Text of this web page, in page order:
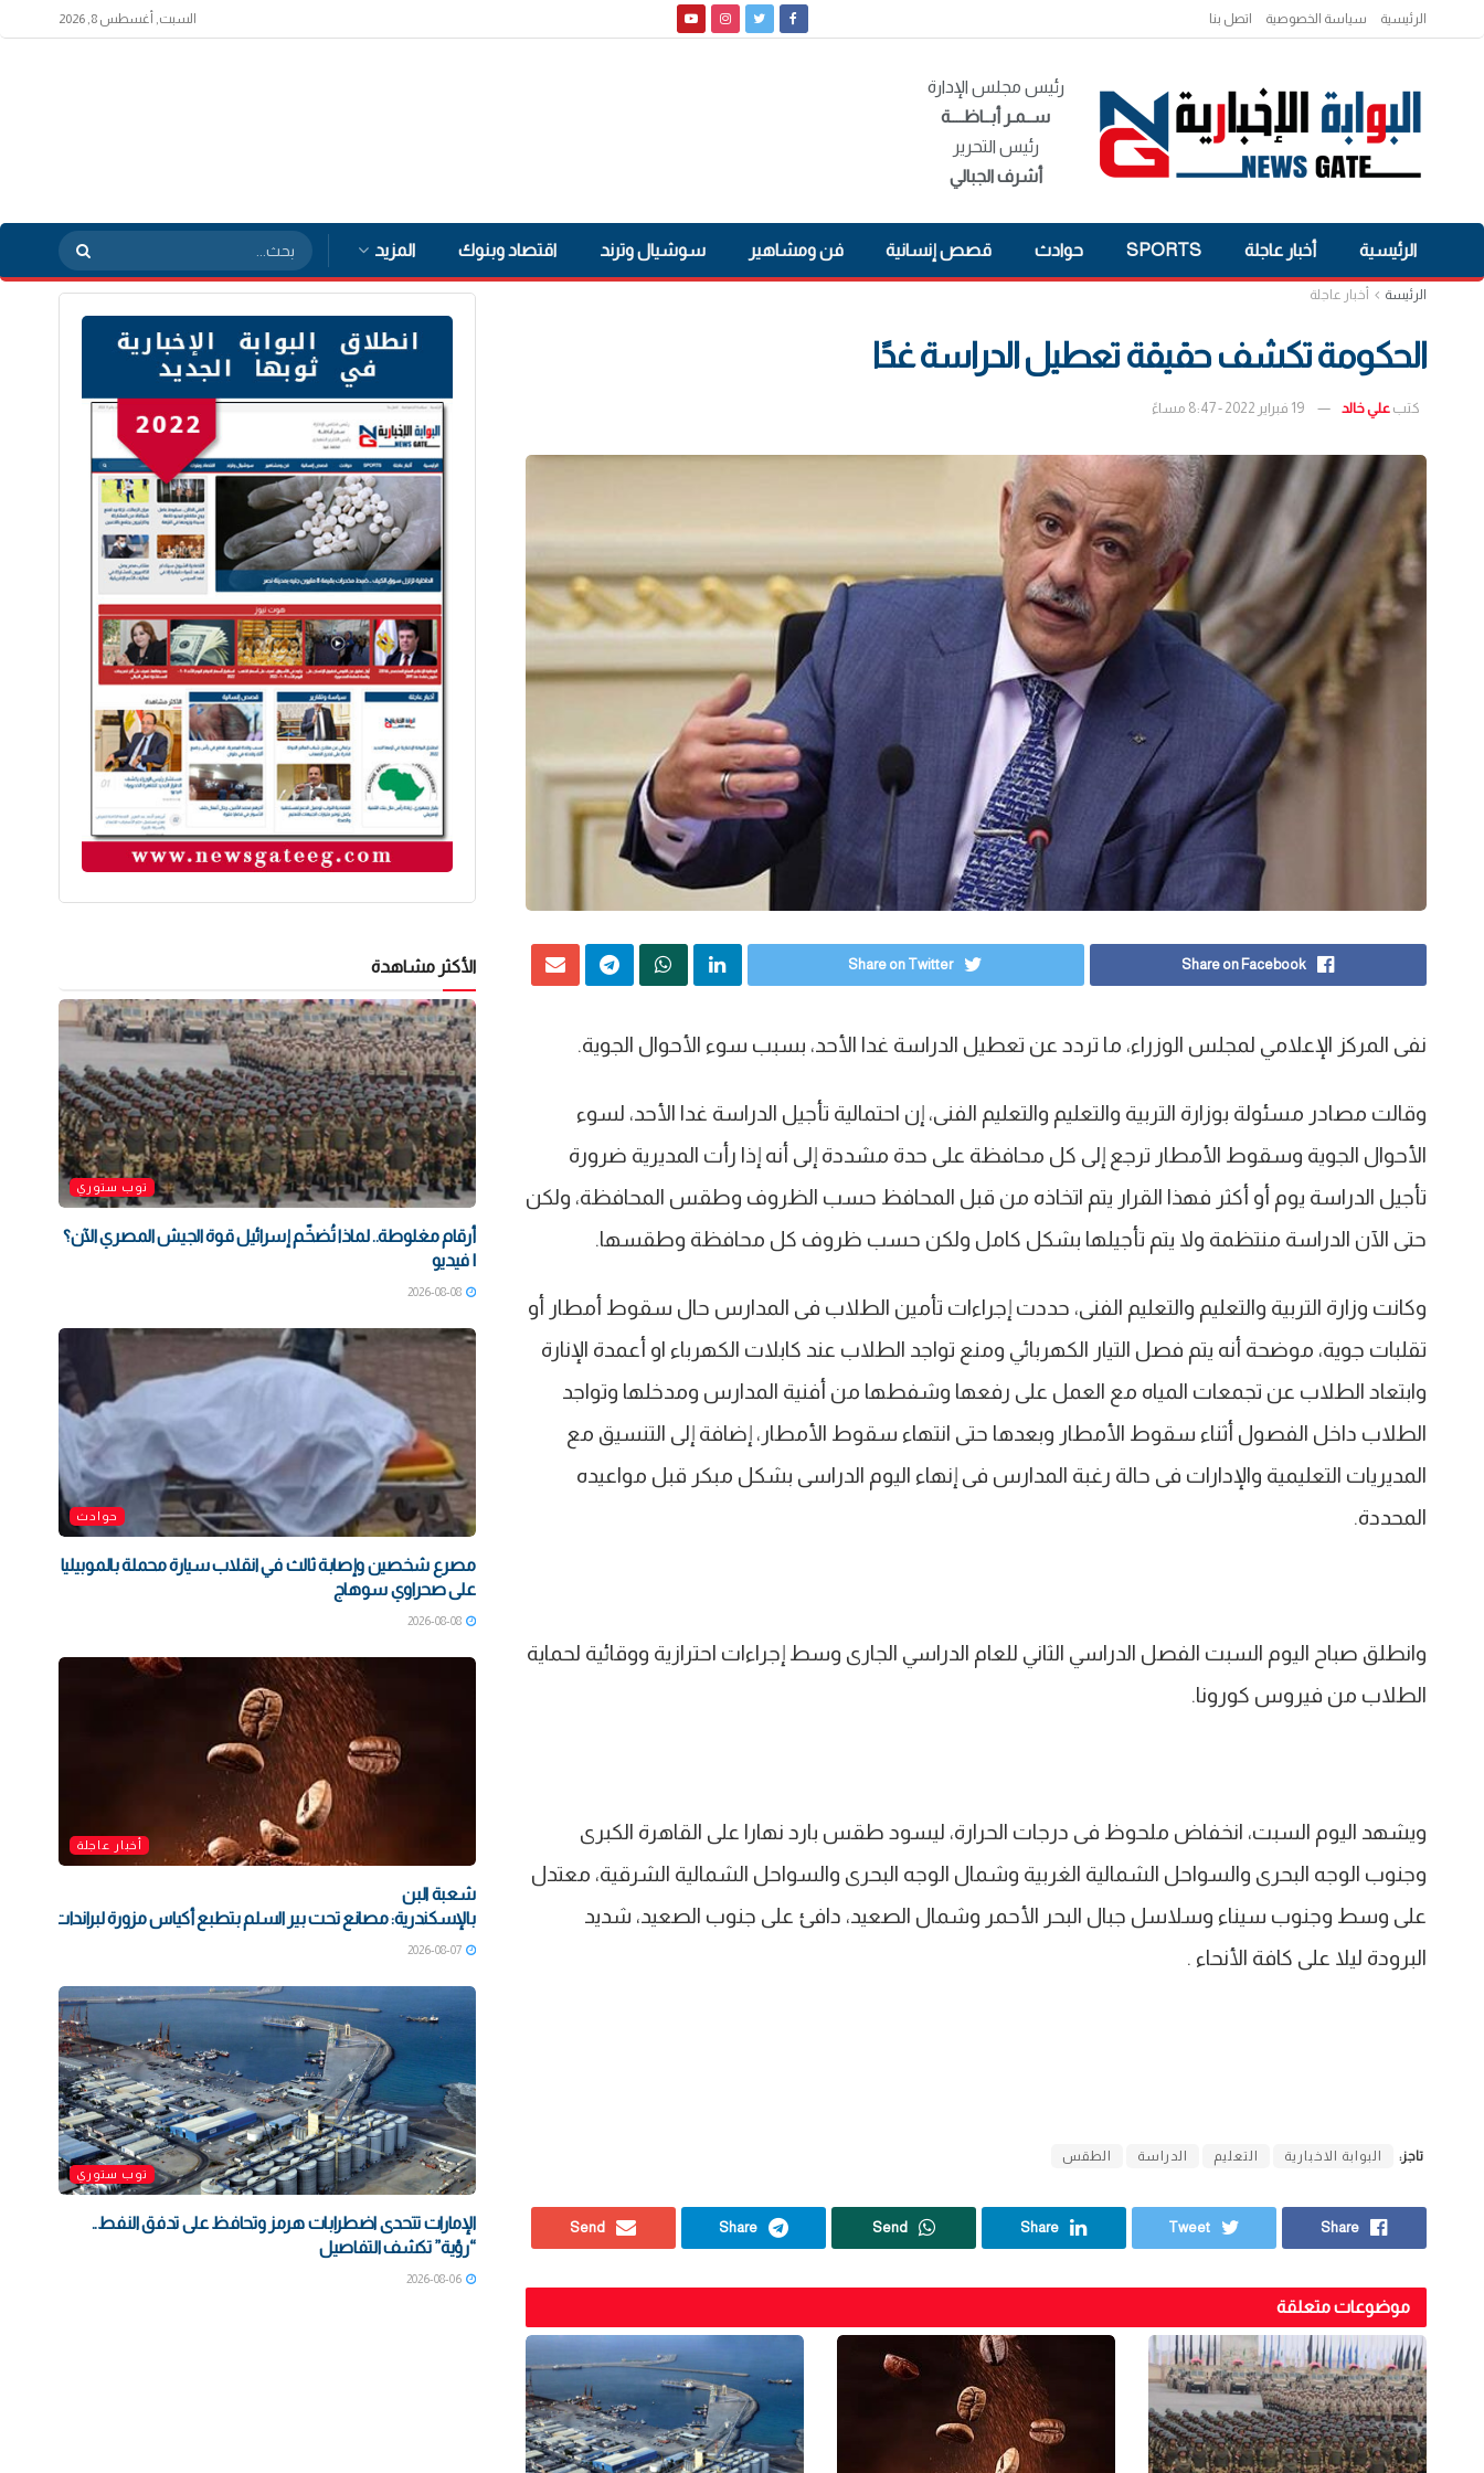
الرئيسية سياسة الخصوصية اتصل بنا السبت, أغسطس 8, 2026
رئيس مجلس الإدارة
ســمـر أبــاظــــة
رئيس التحرير
أشرف الجبالي
الرئيسية أخبار عاجلة SPORTS حوادث قصص إنسانية فن ومشاهير سوشيال وترند اقتصاد وبنوك المزيد
الرئيسة أخبار عاجلة
الحكومة تكشف حقيقة تعطيل الدراسة غدًا
كتب علي خالد 19 فبراير 2022 - 8:47 مساءً
Share on Facebook
Share on Twitter
نفى المركز الإعلامي لمجلس الوزراء، ما تردد عن تعطيل الدراسة غدا الأحد، بسبب سوء الأحوال الجوية.
وقالت مصادر مسئولة بوزارة التربية والتعليم والتعليم الفنى، إن احتمالية تأجيل الدراسة غدا الأحد، لسوء
الأحوال الجوية وسقوط الأمطار ترجع إلى كل محافظة على حدة مشددة إلى أنه إذا رأت المديرية ضرورة
تأجيل الدراسة يوم أو أكثر فهذا القرار يتم اتخاذه من قبل المحافظ حسب الظروف وطقس المحافظة، ولكن
حتى الآن الدراسة منتظمة ولا يتم تأجيلها بشكل كامل ولكن حسب ظروف كل محافظة وطقسها.
وكانت وزارة التربية والتعليم والتعليم الفنى، حددت إجراءات تأمين الطلاب فى المدارس حال سقوط أمطار أو
تقلبات جوية، موضحة أنه يتم فصل التيار الكهربائي ومنع تواجد الطلاب عند كابلات الكهرباء او أعمدة الإنارة
وابتعاد الطلاب عن تجمعات المياه مع العمل على رفعها وشفطها من أفنية المدارس ومدخلها وتواجد
الطلاب داخل الفصول أثناء سقوط الأمطار وبعدها حتى انتهاء سقوط الأمطار، إضافة إلى التنسيق مع
المديريات التعليمية والإدارات فى حالة رغبة المدارس فى إنهاء اليوم الدراسى بشكل مبكر قبل مواعيده
المحددة.
وانطلق صباح اليوم السبت الفصل الدراسي الثاني للعام الدراسي الجارى وسط إجراءات احترازية ووقائية لحماية
الطلاب من فيروس كورونا.
ويشهد اليوم السبت، انخفاض ملحوظ فى درجات الحرارة، ليسود طقس بارد نهارا على القاهرة الكبرى
وجنوب الوجه البحرى والسواحل الشمالية الغربية وشمال الوجه البحرى والسواحل الشمالية الشرقية، معتدل
على وسط وجنوب سيناء وسلاسل جبال البحر الأحمر وشمال الصعيد، دافئ على جنوب الصعيد، شديد
البرودة ليلا على كافة الأنحاء .
تاجز: البوابة الاخبارية التعليم الدراسة الطقس
Share
Tweet
Share
Send
Share
Send
موضوعات متعلقة
الأكثر مشاهدة
توب ستوري
أرقام مغلوطة.. لماذا تُضخّم إسرائيل قوة الجيش المصري الآن؟
| فيديو
2026-08-08
حوادث
مصرع شخصين وإصابة ثالث في انقلاب سيارة محملة بالموبيليا
على صحراوي سوهاج
2026-08-08
أخبار عاجلة
شعبة البن
بالإسكندرية: مصانع تحت بير السلم بتطبع أكياس مزورة لبراندات شهيرة
2026-08-07
توب ستوري
الإمارات تتحدى اضطرابات هرمز وتحافظ على تدفق النفط..
“رؤية” تكشف التفاصيل
2026-08-06